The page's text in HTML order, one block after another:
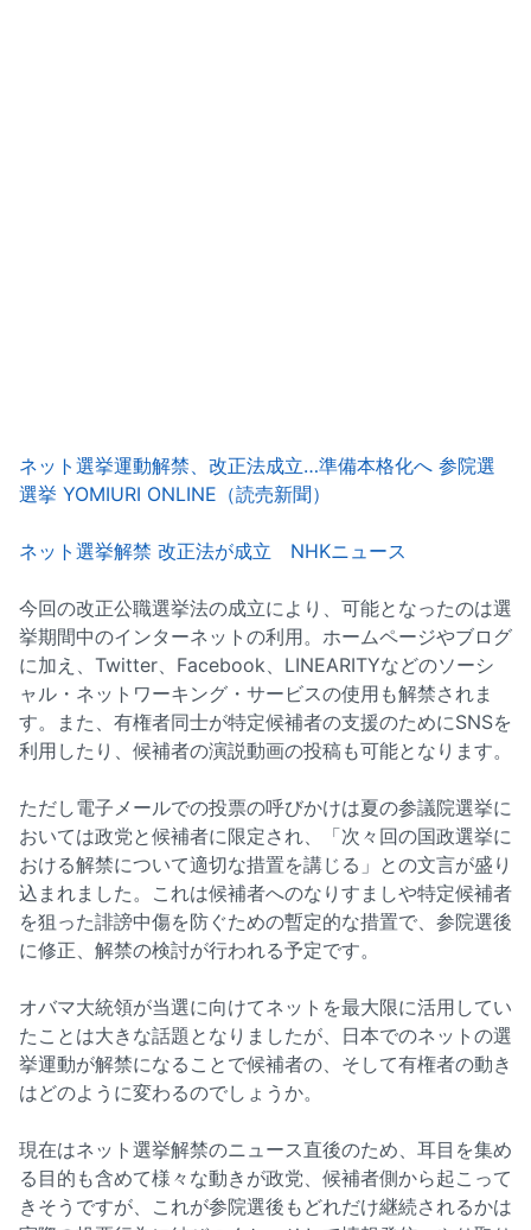
ネット選挙運動解禁、改正法成立…準備本格化へ 参院選
選挙 YOMIURI ONLINE（読売新聞）
ネット選挙解禁 改正法が成立 NHKニュース
今回の改正公職選挙法の成立により、可能となったのは選
挙期間中のインターネットの利用。ホームページやブログ
に加え、Twitter、Facebook、LINEARITYなどのソーシ
ャル・ネットワーキング・サービスの使用も解禁されま
す。また、有権者同士が特定候補者の支援のためにSNSを
利用したり、候補者の演説動画の投稿も可能となります。
ただし電子メールでの投票の呼びかけは夏の参議院選挙に
おいては政党と候補者に限定され、「次々回の国政選挙に
おける解禁について適切な措置を講じる」との文言が盛り
込まれました。これは候補者へのなりすましや特定候補者
を狙った誹謗中傷を防ぐための暫定的な措置で、参院選後
に修正、解禁の検討が行われる予定です。
オバマ大統領が当選に向けてネットを最大限に活用してい
たことは大きな話題となりましたが、日本でのネットの選
挙運動が解禁になることで候補者の、そして有権者の動き
はどのように変わるのでしょうか。
現在はネット選挙解禁のニュース直後のため、耳目を集め
る目的も含めて様々な動きが政党、候補者側から起こって
きそうですが、これが参院選後もどれだけ継続されるかは